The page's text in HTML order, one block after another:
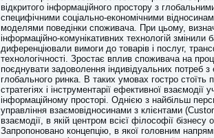
відкритого інформаційного простору з
специфічними соціально-економічними
моделями поведінки споживача. При цьому,
інформаційно-комунікативних технологій змінили
диференціювали вимоги до товарів і послуг,
технологічності. Зростає вплив споживача на
поєднувати задоволення індивідуальних потреб
глобального ринка. В таких умовах гостро стоїть
стратегіях і інструментарії ефективної
інформаційному просторі. Однією з найбільш
управління взаємовідносинами з клієнтами
взаємодії, в якій центром всієї філософії бізнесу
Запропоновано концепцію, в якої головним